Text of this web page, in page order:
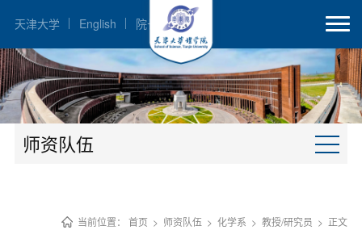
天津大学 English 院长邮箱
师资队伍
当前位置：首页 > 师资队伍 >化学系 >教授/研究员 > 正文